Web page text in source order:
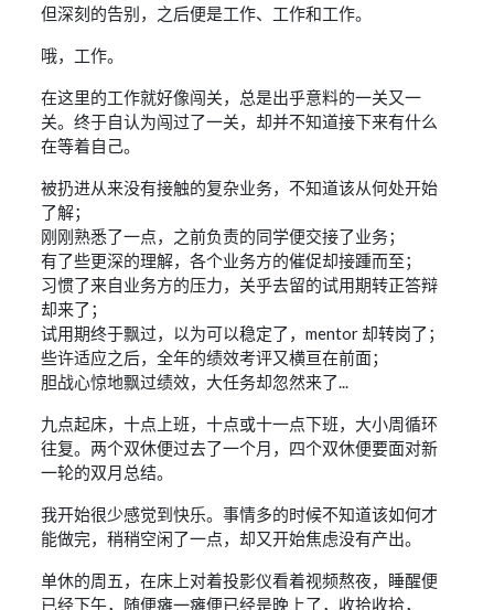
但深刻的告别，之后便是工作、工作和工作。
哦，工作。
在这里的工作就好像闯关，总是出乎意料的一关又一
关。终于自认为闯过了一关，却并不知道接下来有什么
在等着自己。
被扔进从来没有接触的复杂业务，不知道该从何处开始
了解；
刚刚熟悉了一点，之前负责的同学便交接了业务；
有了些更深的理解，各个业务方的催促却接踵而至；
习惯了来自业务方的压力，关乎去留的试用期转正答辩
却来了；
试用期终于飘过，以为可以稳定了，mentor 却转岗了；
些许适应之后，全年的绩效考评又横亘在前面；
胆战心惊地飘过绩效，大任务却忽然来了...
九点起床，十点上班，十点或十一点下班，大小周循环
往复。两个双休便过去了一个月，四个双休便要面对新
一轮的双月总结。
我开始很少感觉到快乐。事情多的时候不知道该如何才
能做完，稍稍空闲了一点，却又开始焦虑没有产出。
单休的周五，在床上对着投影仪看着视频熬夜，睡醒便
已经下午，随便瘫一瘫便已经是晚上了，收拾收拾，